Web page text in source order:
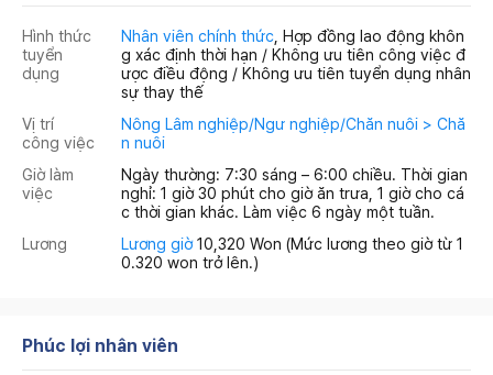
Hình thức
tuyển
dụng
Nhân viên chính thức , Hợp đồng lao động khôn
g xác định thời hạn / Không ưu tiên công việc đ
ược điều động / Không ưu tiên tuyển dụng nhân
sự thay thế
Vị trí
công việc
Nông Lâm nghiệp/Ngư nghiệp/Chăn nuôi > Chă
n nuôi
Giờ làm
việc
Ngày thường: 7:30 sáng – 6:00 chiều. Thời gian
nghỉ: 1 giờ 30 phút cho giờ ăn trưa, 1 giờ cho cá
c thời gian khác. Làm việc 6 ngày một tuần.
Lương
Lương giờ 10,320 Won (Mức lương theo giờ từ 1
0.320 won trở lên.)
Phúc lợi nhân viên